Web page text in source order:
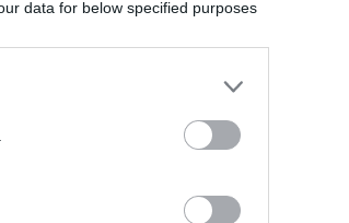
data for below specified purposes